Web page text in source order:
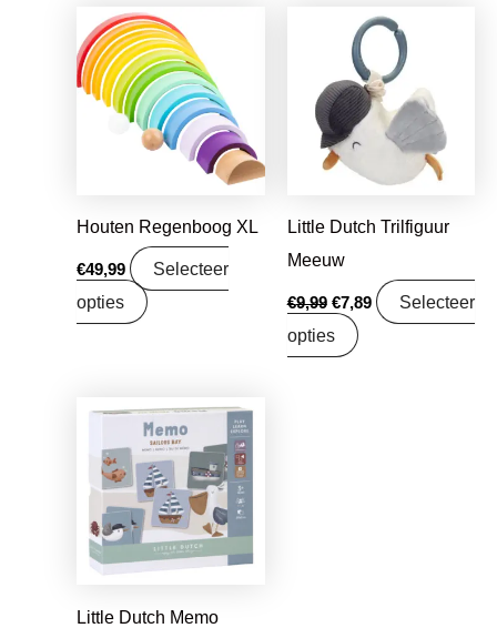
Houten Regenboog XL
€49,99
Selecteer
opties
Little Dutch Trilfiguur
Meeuw
€9,99
Oorspronkelijke
prijs
was:
€9,99.
€7,89
Huidige
prijs
€7,89.
Selecteer
opties
Little Dutch Memo
Oorspronkelijke
prijs
was:
€11,99.
Huidige
prijs
is:
€9,47.